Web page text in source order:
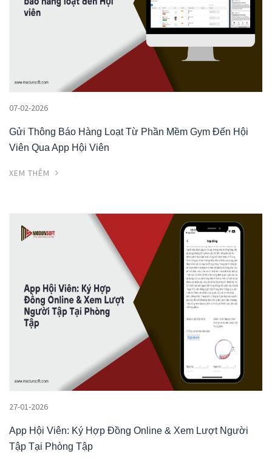
07-02-2026
Gửi Thông Báo Hàng Loạt Từ Phần Mềm Gym Đến Hội
Viên Qua App Hội Viên
XEM THÊM
27-01-2026
App Hội Viên: Ký Hợp Đồng Online & Xem Lượt Người
Tập Tại Phòng Tập